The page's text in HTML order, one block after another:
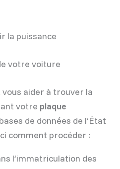
la puissance
votre voiture
aider à trouver la
votre plaque
de données de l’État
comment procéder :
l’immatriculation des